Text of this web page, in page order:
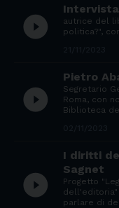
play_circle_filled
autrice del
politica?",
play_circle_filled
Pietro
Segretario
Roma, con
Biblioteca
play_circle_filled
I diritti
Sagnet
Progetto
dell'editoria"
parlare di